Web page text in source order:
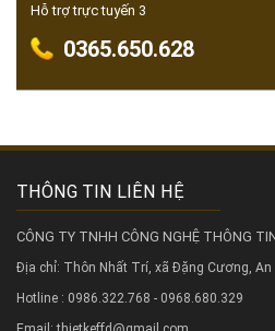
Hỗ trợ trực tuyến 3
0365.650.628
THÔNG TIN LIÊN HỆ
CÔNG TY TNHH CÔNG NGHỆ THÔNG
Địa chỉ: Thôn Nhất Trí, xã Đặng Cương, An
Hotline : 0986.322.768 - 0968.680.329